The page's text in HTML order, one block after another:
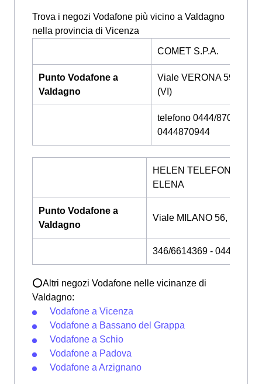
Trova i negozi Vodafone più vicino a Valdagno
nella provincia di Vicenza
COMET S.P.A.
Punto Vodafone a
Valdagno
Viale VERONA 59,
(VI)
telefono 0444/870918 -
0444870944
HELEN TELEFONIA DI
ELENA
Punto Vodafone a
Valdagno
Viale MILANO 56,
346/6614369 -
⭕Altri negozi Vodafone nelle vicinanze di
Valdagno:
Vodafone a Vicenza
Vodafone a Bassano del Grappa
Vodafone a Schio
Vodafone a Padova
Vodafone a Arzignano